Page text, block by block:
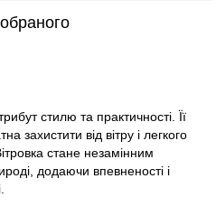
стилю та практичності. Її
захистити від вітру і легкого
стане незамінним
додаючи впевненості і